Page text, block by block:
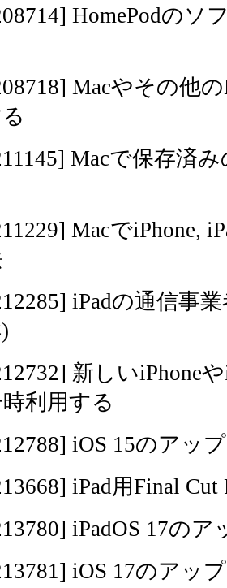
] HomePodのソ
] Macやその他
] Macで保存済
] MacでiPhone,
] iPadの通信事
] 新しいiPhone
利用する
] iOS 15のアッ
] iPad用Final
] iPadOS 17の
] iOS 17のアッ